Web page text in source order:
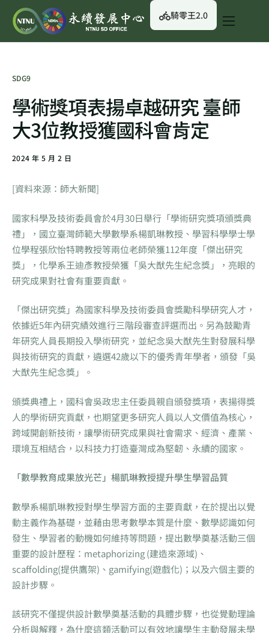
關於我們
永續資訊
校園綠生活
English
騎零王2.0
SDG9
學術獎項表揚卓越研究 臺師
大3位教授獲國科會肯定
2024 年 5 月 2 日
[資料來源：師大新聞]
國家科學及技術委員會於4月30日舉行「學術研究獎項頒獎典
禮」，國立臺灣師範大學數學系楊凱琳教授、學習科學學士學
位學程張欣怡特聘教授等兩位老師榮獲112年度「傑出研究
獎」，化學系王迪彥教授榮獲「吳大猷先生紀念獎」，亮眼的
研究成果對社會有重要貢獻。
「傑出研究獎」為國家科學及技術委員會獎勵科學研究人才，
依據近5年內研究績效進行三階段審查評選而出。另為鼓勵青
年研究人員長期投入學術研究，並紀念吳大猷先生對發展科學
與技術研究的貢獻，遴選42歲以下的優秀青年學者，頒發「吳
大猷先生紀念獎」。
頒獎典禮上，國科會吳政忠主任委員親自頒發獎項，表揚得獎
人的學術研究貢獻，也期望更多研究人員以人文價值為核心，
跨域開創新技術，讓學術研究成果與社會需求、經濟、產業、
環境互相結合，以科技力打造臺灣成為堅韌、永續的國家。
「數學教育成果放光芒」楊凱琳教授提升學生學習品質
數學系楊凱琳教授對學生學習方面的主要貢獻，在於提出以覺
動主義作為基礎，並藉由思考數學本質是什麼、數學認識如何
發生、學習者的動機如何維持等問題，提出數學奠基活動三個
重要的設計歷程：metaphorizing (建造來源域)、
scaffolding(提供鷹架)、gamifying(遊戲化)；以及六個主要的
設計步驟。
該研究不僅提供設計數學奠基活動的具體步驟，也從覺動理論
分析與解釋，為什麼這類活動可以有效地讓學生主動發展未學